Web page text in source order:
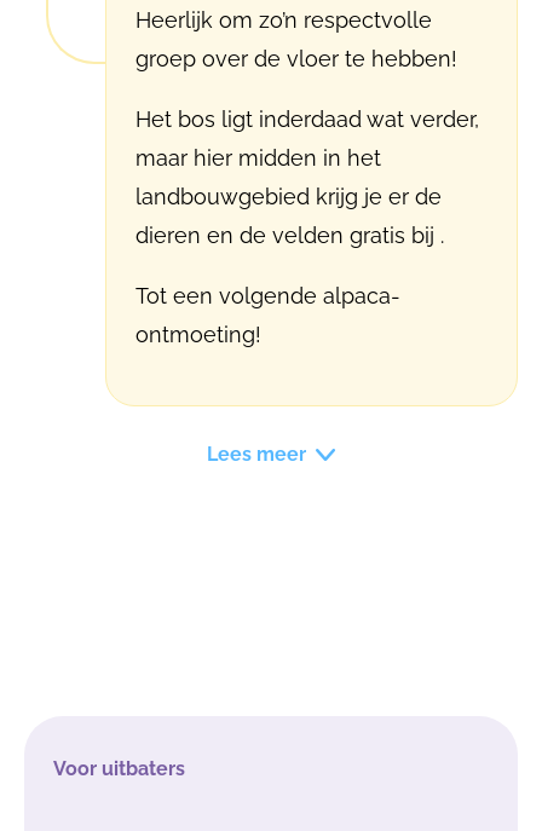
Heerlijk om zo’n respectvolle
groep over de vloer te hebben!
Het bos ligt inderdaad wat verder,
maar hier midden in het
landbouwgebied krijg je er de
dieren en de velden gratis bij .
Tot een volgende alpaca-
ontmoeting!
Lees meer
Voor uitbaters